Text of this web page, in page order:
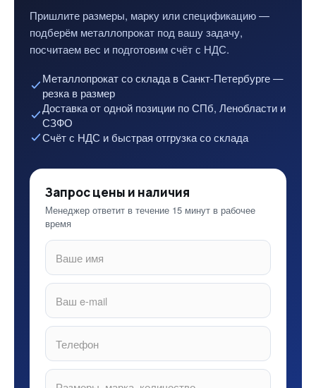
Пришлите размеры, марку или спецификацию —
подберём металлопрокат под вашу задачу,
посчитаем вес и подготовим счёт с НДС.
Металлопрокат со склада в Санкт-Петербурге —
резка в размер
Доставка от одной позиции по СПб, Ленобласти и
СЗФО
Счёт с НДС и быстрая отгрузка со склада
Запрос цены и наличия
Менеджер ответит в течение 15 минут в рабочее
время